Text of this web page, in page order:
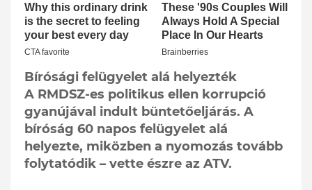
Bírósági felügyelet alá helyezték
A RMDSZ-es politikus ellen korrupció
gyanújával indult büntetőeljárás. A
bíróság 60 napos felügyelet alá
helyezte, miközben a nyomozás tovább
folytatódik – vette észre az ATV.